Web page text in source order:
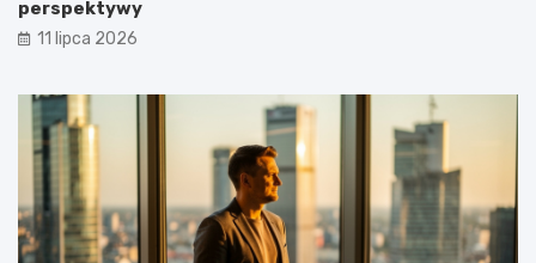
perspektywy
11 lipca 2026